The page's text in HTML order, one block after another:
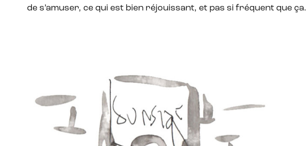
de s’amuser, ce qui est bien réjouissant, et pas si fréquent que ça.